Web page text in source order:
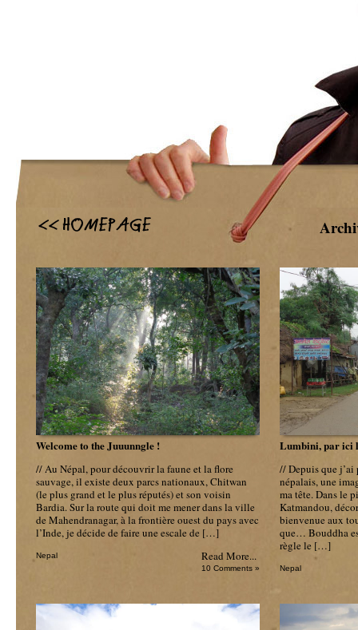
Welcome to the Juuunngle !
// Au Népal, pour découvrir la faune et la flore
sauvage, il existe deux parcs nationaux, Chitwan
(le plus grand et le plus réputés) et son voisin
Bardia. Sur la route qui doit me mener dans la ville
de Mahendranagar, à la frontière ouest du pays avec
l’Inde, je décide de faire une escale de […]
Nepal Read More...
10 Comments »
Lumbini, par ici
// Depuis que j’ai
népalais, une
ma tête. Dans le
Katmandou,
bienvenue aux
que… Bouddha
règle le […]
Nepal